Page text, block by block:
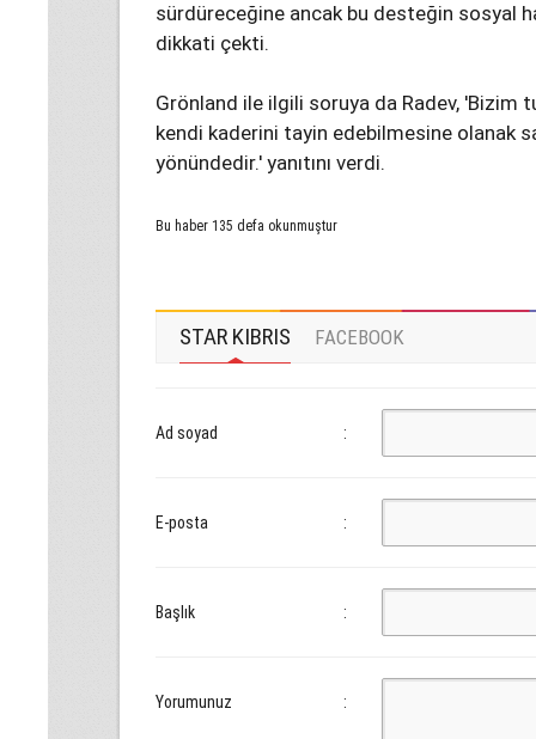
sürdüreceğine ancak bu desteğin sosyal
dikkati çekti.
Grönland ile ilgili soruya da Radev, 'Bizim
kendi kaderini tayin edebilmesine olanak
yönündedir.' yanıtını verdi.
Bu haber 135 defa okunmuştur
STAR KIBRIS FACEBOOK
Ad soyad :
E-posta :
Başlık :
Yorumunuz :